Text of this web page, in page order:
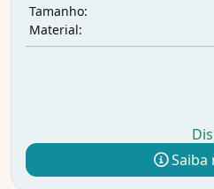
Tamanho:
Material:
Saiba